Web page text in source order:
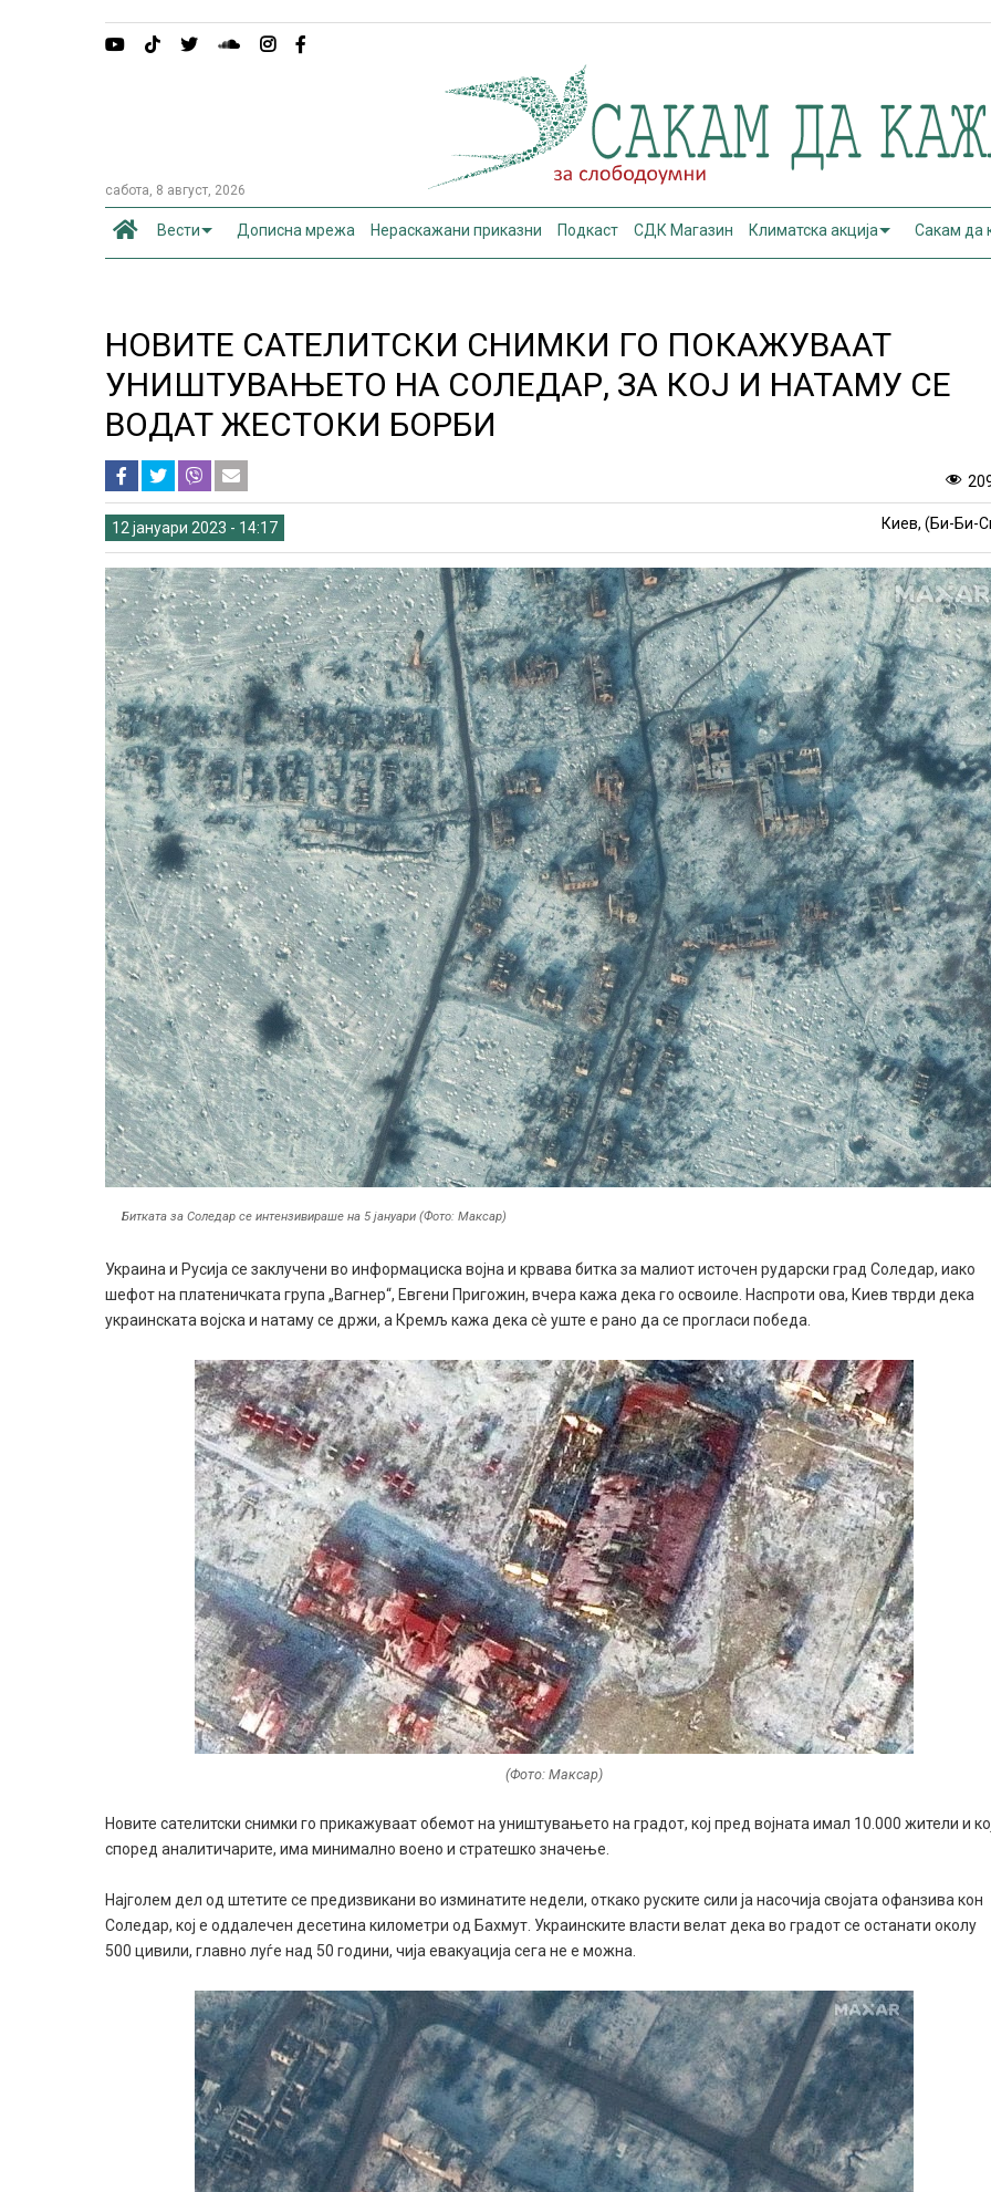
сабота, 8 август, 2026
Вести Дописна мрежа Нераскажани приказни Подкаст СДК Магазин Климатска акција Сакам да
НОВИТЕ САТЕЛИТСКИ СНИМКИ ГО ПОКАЖУВААТ
УНИШТУВАЊЕТО НА СОЛЕДАР, ЗА КОЈ И НАТАМУ СЕ
ВОДАТ ЖЕСТОКИ БОРБИ
12 јануари 2023 - 14:17 Киев, (Би-Би-
Битката за Соледар се интензивираше на 5 јануари (Фото: Максар)
Украина и Русија се заклучени во информациска војна и крвава битка за малиот источен рударски град Соледар, иако
шефот на платеничката група „Вагнер“, Евгени Пригожин, вчера кажа дека го освоиле. Наспроти ова, Киев тврди дека
украинската војска и натаму се држи, а Кремљ кажа дека сè уште е рано да се прогласи победа.
(Фото: Максар)
Новите сателитски снимки го прикажуваат обемот на уништувањето на градот, кој пред војната имал 10.000 жители и
според аналитичарите, има минимално воено и стратешко значење.
Најголем дел од штетите се предизвикани во изминатите недели, откако руските сили ја насочија својата офанзива кон
Соледар, кој е оддалечен десетина километри од Бахмут. Украинските власти велат дека во градот се останати околу
500 цивили, главно луѓе над 50 години, чија евакуација сега не е можна.